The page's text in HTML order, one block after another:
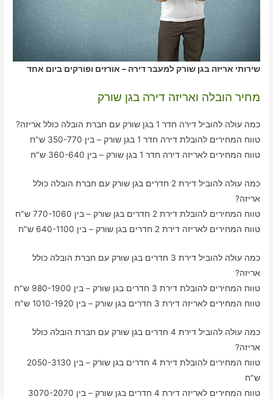
שירותי אריזה בגן שורק למעבר דירה – אורזים ופורקים ביום אחד
מחיר הובלה ואריזה דירה בגן שורק
כמה עולה להוביל דירה חדר 1 בגן שורק עם חברת הובלה כולל אריזה?
טווח המחירים להובלת דירה חדר 1 בגן שורק – בין 350-770 ש"ח
טווח המחירים לאריזה דירה חדר 1 בגן שורק – בין 360-640 ש"ח
כמה עולה להוביל דירת 2 חדרים בגן שורק עם חברת הובלה כולל
אריזה?
טווח המחירים להובלת דירת 2 חדרים בגן שורק – בין 770-1060 ש"ח
טווח המחירים לאריזה דירת 2 חדרים בגן שורק – בין 640-1100 ש"ח
כמה עולה להוביל דירת 3 חדרים בגן שורק עם חברת הובלה כולל
אריזה?
טווח המחירים להובלת דירת 3 חדרים בגן שורק – בין 980-1900 ש"ח
טווח המחירים לאריזה דירת 3 חדרים בגן שורק – בין 1010-1920 ש"ח
כמה עולה להוביל דירת 4 חדרים בגן שורק עם חברת הובלה כולל
אריזה?
טווח המחירים להובלת דירת 4 חדרים בגן שורק – בין 2050-3130
ש"ח
טווח המחירים לאריזה דירת 4 חדרים בגן שורק – בין 3070-2070